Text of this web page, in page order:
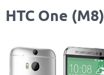
HTC One (M8)